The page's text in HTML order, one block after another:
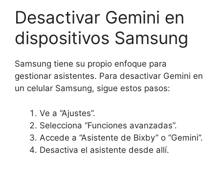
Desactivar Gemini en
dispositivos Samsung
Samsung tiene su propio enfoque para
gestionar asistentes. Para desactivar Gemini en
un celular Samsung, sigue estos pasos:
Ve a “Ajustes”.
Selecciona “Funciones avanzadas”.
Accede a “Asistente de Bixby” o “Gemini”.
Desactiva el asistente desde allí.